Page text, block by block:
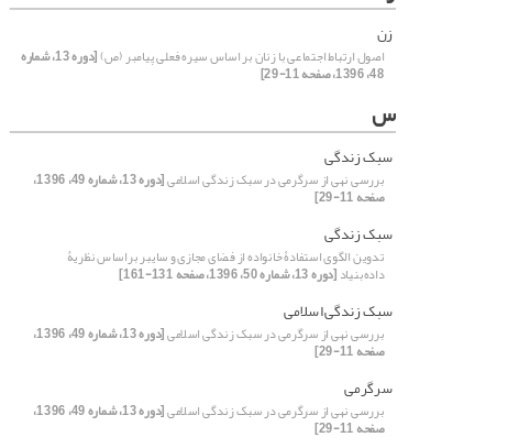
زن
اصول ارتباط اجتماعی با زنان بر اساس سیره فعلی پیامبر (ص) [دوره 13، شماره
48، 1396، صفحه 11-29]
س
سبک زندگی
بررسی نهی از سرگرمی در سبک زندگی اسلامی [دوره 13، شماره 49، 1396،
صفحه 11-29]
سبک زندگی
تدوین الگوی استفادۀ خانواده از فضای مجازی و سایبر براساس نظریۀ
داده‌بنیاد[دوره 13، شماره 50، 1396، صفحه 131-161]
سبک زندگی اسلامی
بررسی نهی از سرگرمی در سبک زندگی اسلامی [دوره 13، شماره 49، 1396،
صفحه 11-29]
سرگرمی
بررسی نهی از سرگرمی در سبک زندگی اسلامی [دوره 13، شماره 49، 1396،
صفحه 11-29]